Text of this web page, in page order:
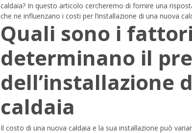
caldaia? In questo articolo cercheremo di fornire una
che ne influenzano i costi per l’installazione di una nuova
Quali sono i
determinano il
dell’installazione
caldaia
Il costo di una nuova caldaia e la sua installazione può